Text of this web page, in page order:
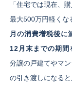
「住宅では現在、
最大500万円軽くな
月の消費増税後に
12月末までの期間
分譲の戸建てやマ
の引き渡しになる